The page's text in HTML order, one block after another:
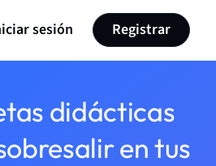
sesión Registrar
didácticas
en tus